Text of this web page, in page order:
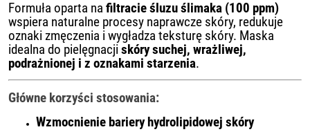
Formuła oparta na filtracie śluzu ślimaka (100 ppm)
wspiera naturalne procesy naprawcze skóry, redukuje
oznaki zmęczenia i wygładza teksturę skóry. Maska
idealna do pielęgnacji skóry suchej, wrażliwej,
podrażnionej i z oznakami starzenia.
Główne korzyści stosowania:
Wzmocnienie bariery hydrolipidowej skóry